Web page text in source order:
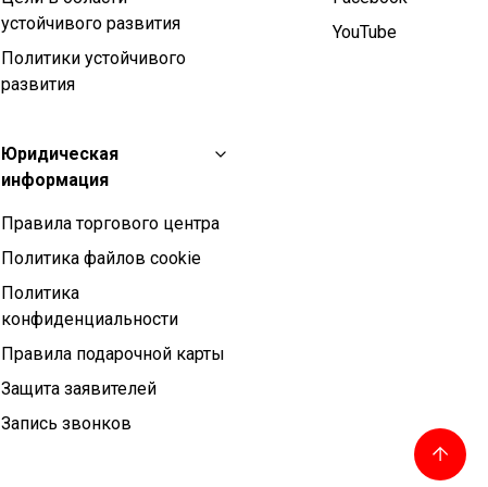
устойчивого развития
Политики устойчивого
развития
Юридическая
информация
Правила торгового центра
Политика файлов cookie
Политика
конфиденциальности
Правила подарочной карты
Защита заявителей
Запись звонков
YouTube